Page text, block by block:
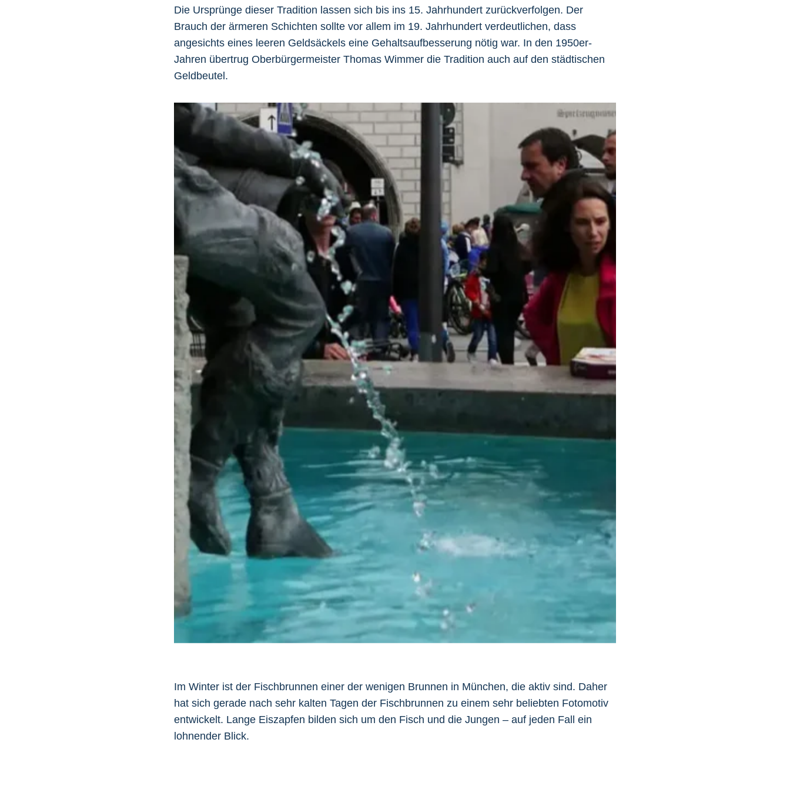
Die Ursprünge dieser Tradition lassen sich bis ins 15. Jahrhundert zurückverfolgen. Der
Brauch der ärmeren Schichten sollte vor allem im 19. Jahrhundert verdeutlichen, dass
angesichts eines leeren Geldsäckels eine Gehaltsaufbesserung nötig war. In den 1950er-
Jahren übertrug Oberbürgermeister Thomas Wimmer die Tradition auch auf den städtischen
Geldbeutel.
Im Winter ist der Fischbrunnen einer der wenigen Brunnen in München, die aktiv sind. Daher
hat sich gerade nach sehr kalten Tagen der Fischbrunnen zu einem sehr beliebten Fotomotiv
entwickelt. Lange Eiszapfen bilden sich um den Fisch und die Jungen – auf jeden Fall ein
lohnender Blick.